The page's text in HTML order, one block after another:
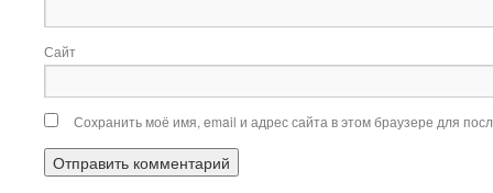
Сайт
Сохранить моё имя, email и адрес сайта в этом браузере для